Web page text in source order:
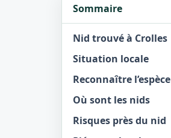
Sommaire
Nid trouvé à Crolles
Situation locale
Reconnaître l’espèce
Où sont les nids
Risques près du nid